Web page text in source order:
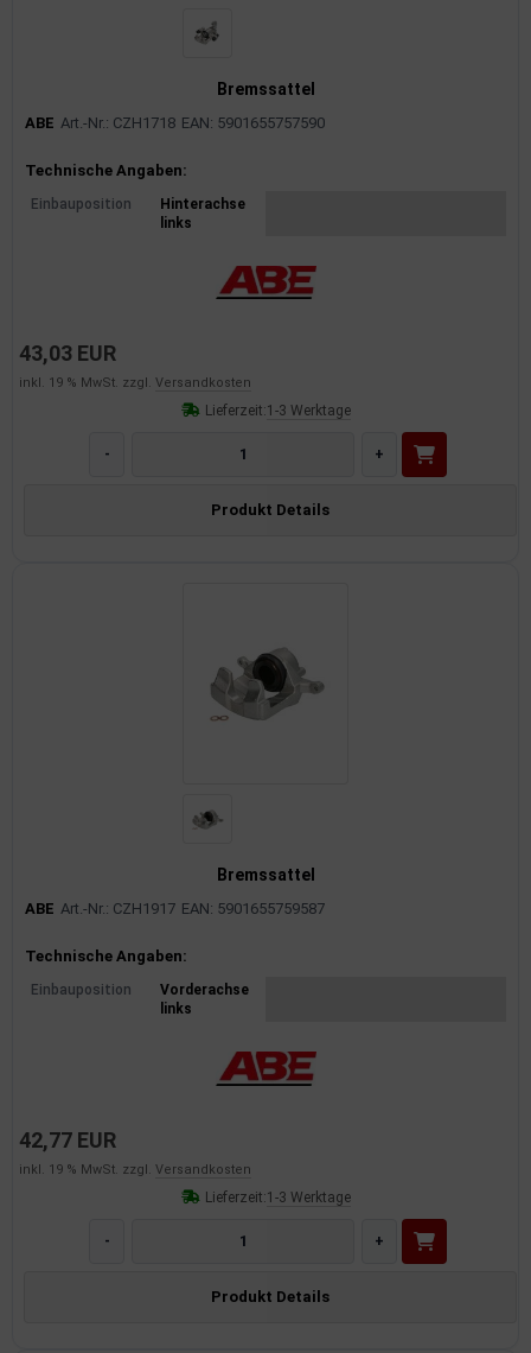
Bremssattel
ABE Art.-Nr.: CZH1718 EAN: 5901655757590
Produktinformationen
Technische Angaben:
Einbauposition
Hinterachse
links
43,03 EUR
inkl. 19 % MwSt. zzgl. Versandkosten
Lieferzeit:1-3 Werktage
- +
Produkt Details
Bremssattel
ABE Art.-Nr.: CZH1917 EAN: 5901655759587
Produktinformationen
Technische Angaben:
Einbauposition
Vorderachse
links
42,77 EUR
inkl. 19 % MwSt. zzgl. Versandkosten
Lieferzeit:1-3 Werktage
- +
Produkt Details